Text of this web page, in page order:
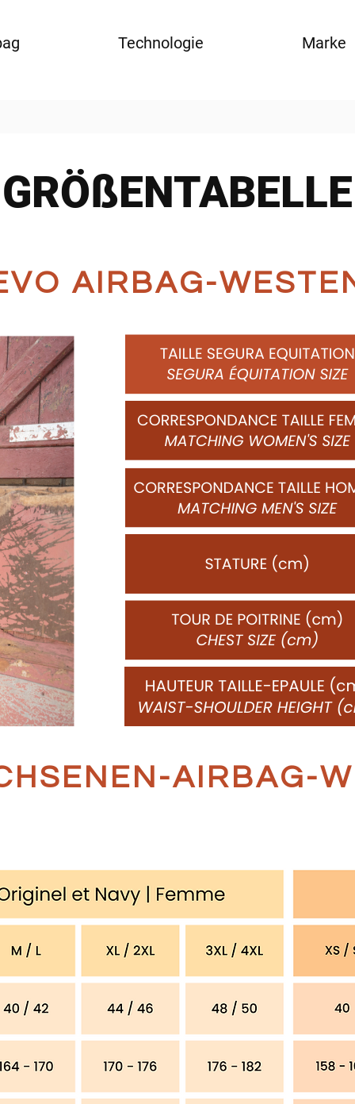
Technologie Marke
GRÖßENTABELLE
AIRBAG-
AIRBAG-